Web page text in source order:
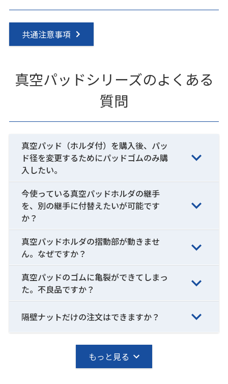
共通注意事項
真空パッドシリーズのよくある
質問
真空パッド（ホルダ付）を購入後、パッ
ド径を変更するためにパッドゴムのみ購
入したい。
今使っている真空パッドホルダの継手
を、別の継手に付替えたいが可能です
か？
真空パッドホルダの摺動部が動きませ
ん。なぜですか？
真空パッドのゴムに亀裂ができてしまっ
た。不良品ですか？
隔壁ナットだけの注文はできますか？
もっと見る